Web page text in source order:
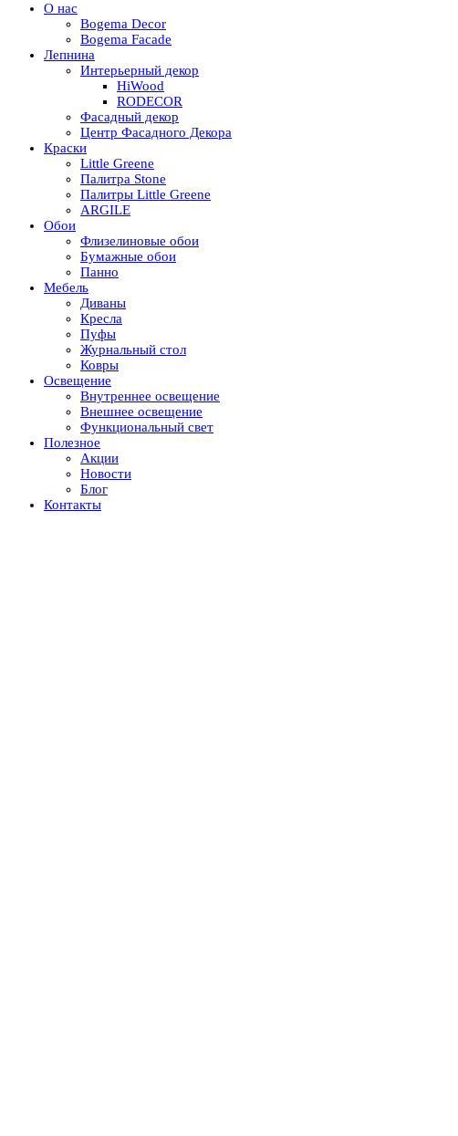
О нас
Bogema Decor
Bogema Facade
Лепнина
Интерьерный декор
HiWood
RODECOR
Фасадный декор
Центр Фасадного Декора
Краски
Little Greene
Палитра Stone
Палитры Little Greene
ARGILE
Обои
Флизелиновые обои
Бумажные обои
Панно
Мебель
Диваны
Кресла
Пуфы
Журнальный стол
Ковры
Освещение
Внутреннее освещение
Внешнее освещение
Функциональный свет
Полезное
Акции
Новости
Блог
Контакты